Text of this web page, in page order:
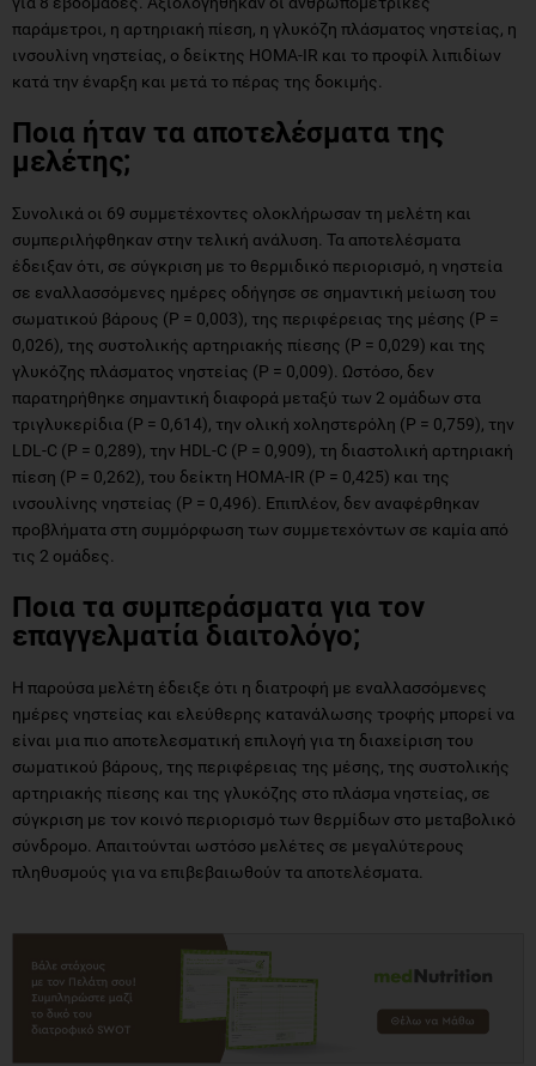
παράμετροι, η αρτηριακή πίεση, η γλυκόζη πλάσματος νηστείας, η
ινσουλίνη νηστείας, ο δείκτης HOMA-IR και το προφίλ λιπιδίων
κατά την έναρξη και μετά το πέρας της δοκιμής.
Ποια ήταν τα αποτελέσματα της
μελέτης;
Συνολικά οι 69 συμμετέχοντες ολοκλήρωσαν τη μελέτη και
συμπεριλήφθηκαν στην τελική ανάλυση. Τα αποτελέσματα
έδειξαν ότι, σε σύγκριση με το θερμιδικό περιορισμό, η νηστεία
σε εναλλασσόμενες ημέρες οδήγησε σε σημαντική μείωση του
σωματικού βάρους (P = 0,003), της περιφέρειας της μέσης (P =
0,026), της συστολικής αρτηριακής πίεσης (P = 0,029) και της
γλυκόζης πλάσματος νηστείας (P = 0,009). Ωστόσο, δεν
παρατηρήθηκε σημαντική διαφορά μεταξύ των 2 ομάδων στα
τριγλυκερίδια (P = 0,614), την ολική χοληστερόλη (P = 0,759), την
LDL-C (P = 0,289), την HDL-C (P = 0,909), τη διαστολική αρτηριακή
πίεση (P = 0,262), του δείκτη HOMA-IR (P = 0,425) και της
ινσουλίνης νηστείας (P = 0,496). Επιπλέον, δεν αναφέρθηκαν
προβλήματα στη συμμόρφωση των συμμετεχόντων σε καμία από
τις 2 ομάδες.
Ποια τα συμπεράσματα για τον
επαγγελματία διαιτολόγο;
Η παρούσα μελέτη έδειξε ότι η διατροφή με εναλλασσόμενες
ημέρες νηστείας και ελεύθερης κατανάλωσης τροφής μπορεί να
είναι μια πιο αποτελεσματική επιλογή για τη διαχείριση του
σωματικού βάρους, της περιφέρειας της μέσης, της συστολικής
αρτηριακής πίεσης και της γλυκόζης στο πλάσμα νηστείας, σε
σύγκριση με τον κοινό περιορισμό των θερμίδων στο μεταβολικό
σύνδρομο. Απαιτούνται ωστόσο μελέτες σε μεγαλύτερους
πληθυσμούς για να επιβεβαιωθούν τα αποτελέσματα.